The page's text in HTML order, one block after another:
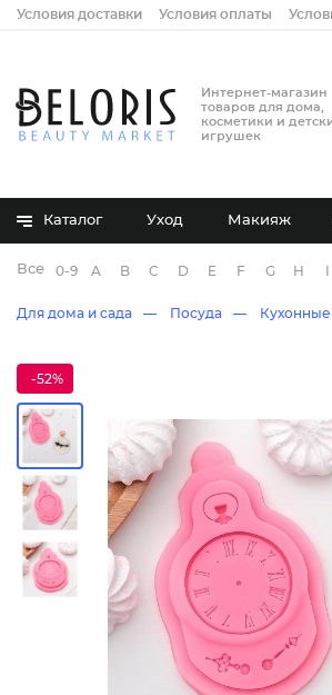
Условия доставки Условия оплаты
Интернет-магазин
товаров для дома,
косметики и
игрушек
Каталог Уход Макияж
Все бренды
0-9 A B C D E F G H
Для дома и сада Посуда
-52%